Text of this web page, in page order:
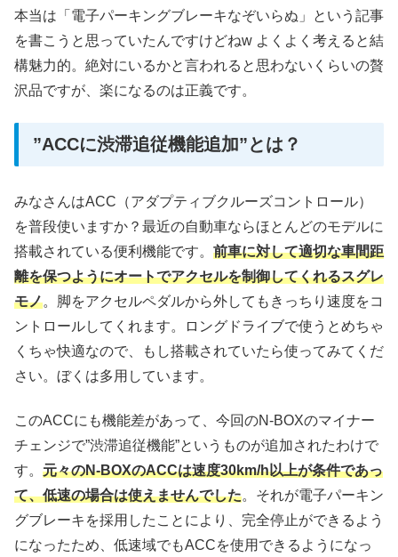
本当は「電子パーキングブレーキなぞいらぬ」という記事
を書こうと思っていたんですけどねw よくよく考えると結
構魅力的。絶対にいるかと言われると思わないくらいの贅
沢品ですが、楽になるのは正義です。
”ACCに渋滞追従機能追加”とは？
みなさんはACC（アダプティブクルーズコントロール）
を普段使いますか？最近の自動車ならほとんどのモデルに
搭載されている便利機能です。 前車に対して適切な車間距
離を保つようにオートでアクセルを制御してくれるスグレ
モノ。脚をアクセルペダルから外してもきっちり速度をコ
ントロールしてくれます。ロングドライブで使うとめちゃ
くちゃ快適なので、もし搭載されていたら使ってみてくだ
さい。ぼくは多用しています。
このACCにも機能差があって、今回のN-BOXのマイナー
チェンジで”渋滞追従機能”というものが追加されたわけで
す。 元々のN-BOXのACCは速度30km/h以上が条件であっ
て、低速の場合は使えませんでした。それが電子パーキン
グブレーキを採用したことにより、完全停止ができるよう
になったため、低速域でもACCを使用できるようになっ